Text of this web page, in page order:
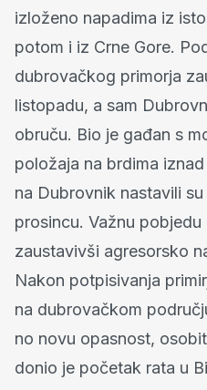
izloženo napadima iz
potom i iz Crne Gore.
dubrovačkog primorja
listopadu, a sam
obruču. Bio je gađan s
položaja na brdima
na Dubrovnik nastavili
prosincu. Važnu
zaustavivši agresorsko
Nakon potpisivanja
na dubrovačkom
no novu opasnost,
donio je početak rata u